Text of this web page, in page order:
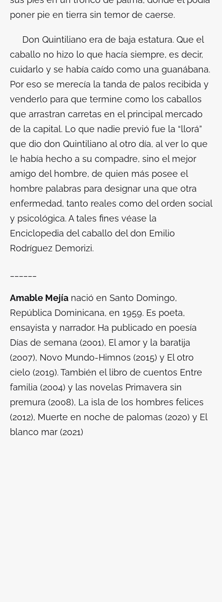
poner pie en tierra sin temor de caerse.
Don Quintiliano era de baja estatura. Que el
caballo no hizo lo que hacía siempre, es decir,
cuidarlo y se había caído como una guanábana.
Por eso se merecía la tanda de palos recibida y
venderlo para que termine como los caballos
que arrastran carretas en el principal mercado
de la capital. Lo que nadie previó fue la “llorá”
que dio don Quintiliano al otro día, al ver lo que
le había hecho a su compadre, sino el mejor
amigo del hombre, de quien más posee el
hombre palabras para designar una que otra
enfermedad, tanto reales como del orden social
y psicológica. A tales fines véase la
Enciclopedia del caballo del don Emilio
Rodríguez Demorizi.
Amable Mejía nació en Santo Domingo,
República Dominicana, en 1959. Es poeta,
ensayista y narrador. Ha publicado en poesía
Días de semana (2001), El amor y la baratija
(2007), Novo Mundo-Himnos (2015) y El otro
cielo (2019). También el libro de cuentos Entre
familia (2004) y las novelas Primavera sin
premura (2008), La isla de los hombres felices
(2012), Muerte en noche de palomas (2020) y El
blanco mar (2021)